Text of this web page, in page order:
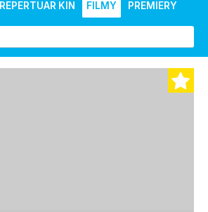
REPERTUAR KIN FILMY PREMIERY